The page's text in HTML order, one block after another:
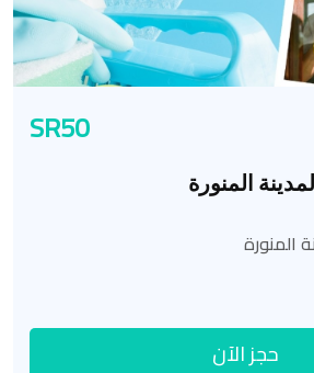
SR50
المنورة
المنورة
حجز الآن